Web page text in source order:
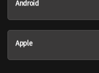
Android
Apple